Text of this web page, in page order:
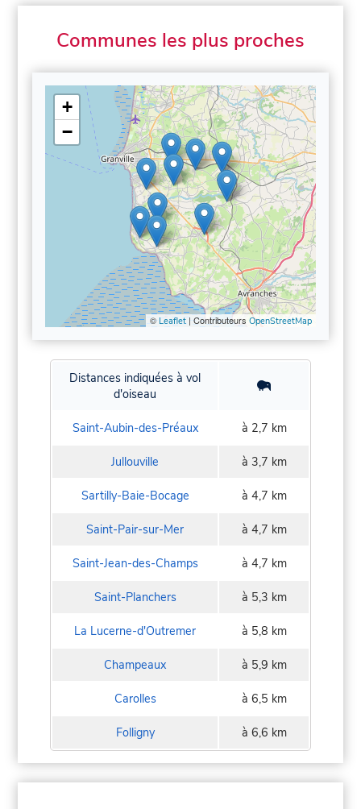
Communes les plus proches
+
−
© Leaflet| Contributeurs OpenStreetMap
Distances indiquées à vol
d'oiseau
Saint-Aubin-des-Préaux à 2,7 km
Jullouville à 3,7 km
Sartilly-Baie-Bocage à 4,7 km
Saint-Pair-sur-Mer à 4,7 km
Saint-Jean-des-Champs à 4,7 km
Saint-Planchers à 5,3 km
La Lucerne-d'Outremer à 5,8 km
Champeaux à 5,9 km
Carolles à 6,5 km
Folligny à 6,6 km